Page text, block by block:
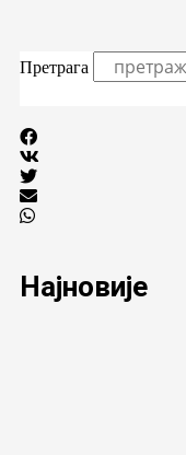
Претрага
Најновије